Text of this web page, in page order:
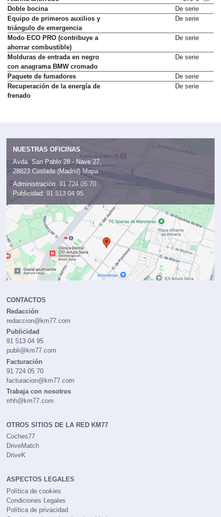
Alarma antirrobo
579 €
Doble bocina
De serie
Equipo de primeros auxilios y
triángulo de emergencia
Modo ECO PRO (contribuye a
ahorrar combustible)
Molduras de entrada en negro
con anagrama BMW cromado
Paquete de fumadores
De serie
Recuperación de la energía de
NUESTRAS OFICINAS
Avda. San Pablo 28 - Nave 27,
28823 Coslada (Madrid)
Mapa
Administración:91 724 05 70
Publicidad:
CONTACTOS
Redacción
redaccion@km77.com
Publicidad
91 513 04 95
publi@km77.com
Facturación
91 724 05 70
facturacion@km77.com
Trabaja con nosotros
OTROS SITIOS DE LA RED KM77
Coches77
DriveMatch
ASPECTOS LEGALES
Política de cookies
Condiciones Legales